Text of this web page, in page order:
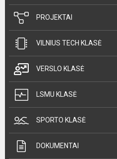
PROJEKTAI
VILNIUS TECH KLASĖ
VERSLO KLASĖ
LSMU KLASĖ
SPORTO KLASĖ
DOKUMENTAI